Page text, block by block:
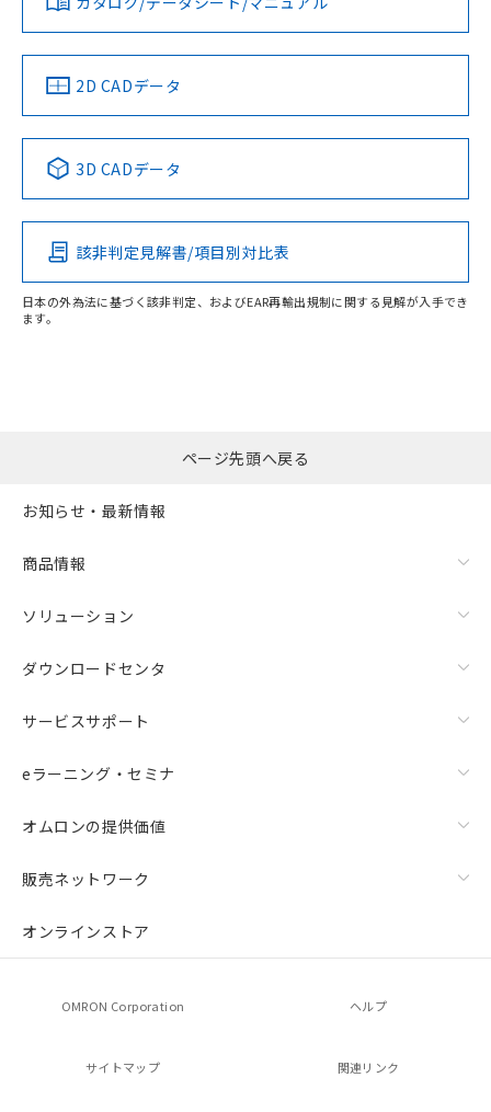
対応済み
中国 RoHS 注意事項・凡例
Pb Hg Cd Cr(VI)
O
この製品のRoHS/REACH対応状況ページへ
LR型式承認
（イギリス
船舶規格）
DNV型式承認
（ノルウェー
BV型式承認
（フランス
KR型式
（韓国
No No No No
この製品の規格認証/適合状況ページへ
その他の認証はこちらのページからご検索ください
2D CADデータ
3D CADデータ
該非判定見解書/項目別対比表
日本の外為法に基づく該非判定、およびEAR再輸出規制に関する見解が入手でき
ます。
ページ先頭へ戻る
お知らせ・最新情報
商品情報
ソリューション
ダウンロードセンタ
サービスサポート
eラーニング・セミナ
オムロンの提供価値
販売ネットワーク
オンラインストア
OMRON Corporation ヘルプ
サイトマップ 関連リンク